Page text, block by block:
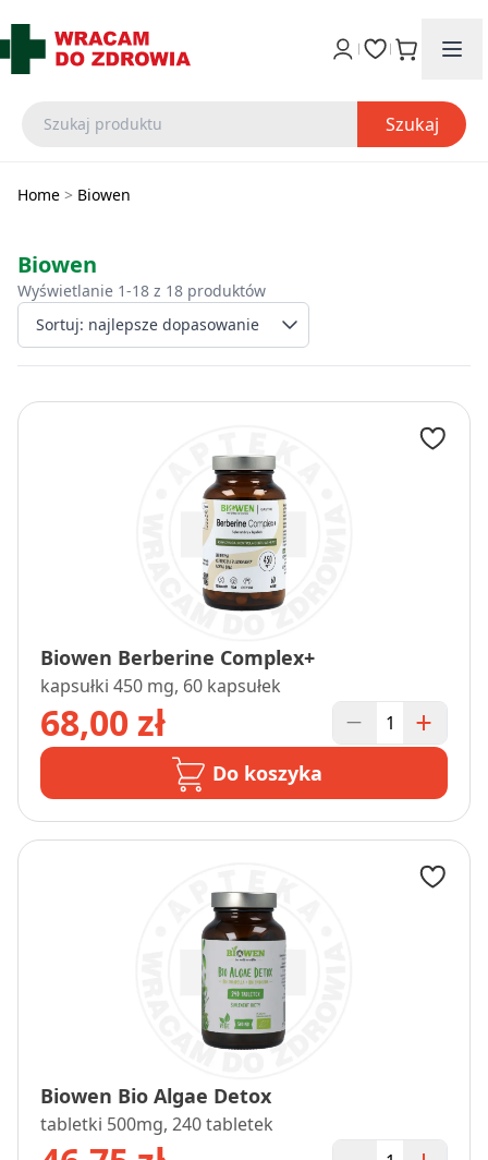
Szukaj
Home > Biowen
Biowen
Wyświetlanie 1-18 z 18 produktów
Wybierz sposób
Biowen Berberine Complex+
kapsułki 450 mg, 60 kapsułek
68,00 zł
Do koszyka
Biowen Bio Algae Detox
tabletki 500mg, 240 tabletek